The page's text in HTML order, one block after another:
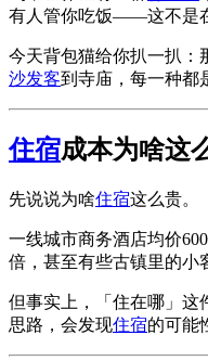
有人管你吃饭——这不是
今天背包猫给你扒一扒：
沙发客到寺庙，每一种都
住宿成本为啥这
先说说为啥住宿这么贵。
一线城市商务酒店均价
倍，甚至有些古镇里的小
但事实上，「住在哪」这
思路，会发现住宿的可能